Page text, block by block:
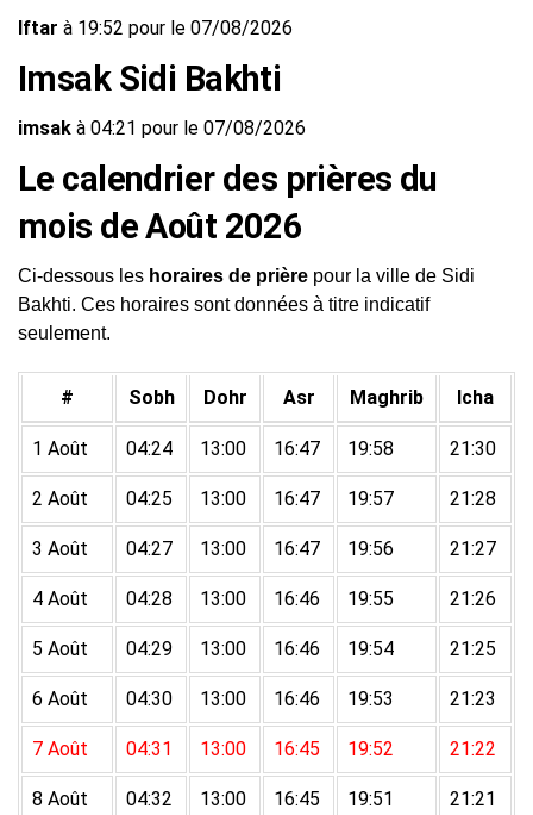
Iftar à 19:52 pour le 07/08/2026
Imsak Sidi Bakhti
imsak à 04:21 pour le 07/08/2026
Le calendrier des prières du
mois de Août 2026
Ci-dessous les horaires de prière pour la ville de Sidi
Bakhti. Ces horaires sont données à titre indicatif
seulement.
# Sobh Dohr Asr Maghrib Icha
1 Août 04:24 13:00 16:47 19:58 21:30
2 Août 04:25 13:00 16:47 19:57 21:28
3 Août 04:27 13:00 16:47 19:56 21:27
4 Août 04:28 13:00 16:46 19:55 21:26
5 Août 04:29 13:00 16:46 19:54 21:25
6 Août 04:30 13:00 16:46 19:53 21:23
7 Août 04:31 13:00 16:45 19:52 21:22
8 Août 04:32 13:00 16:45 19:51 21:21